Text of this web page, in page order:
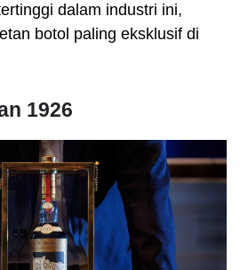
dalam industri ini,
botol paling eksklusif di
1926